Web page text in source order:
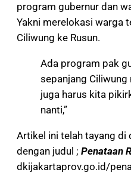
program gubernur dan
Yakni merelokasi warga
Ciliwung ke Rusun.
Ada program pak
sepanjang
juga harus kita
nanti,”
Artikel ini telah tayang
dengan judul ; Penataan
dkijakartaprov.go.id/